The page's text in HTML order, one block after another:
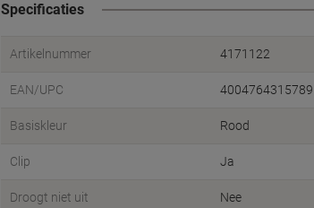
Specificaties
Artikelnummer 4171122
EAN/UPC 4004764315789
Basiskleur Rood
Clip Ja
Droogt niet uit Nee